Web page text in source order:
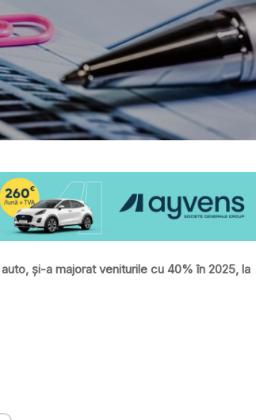
și-a majorat veniturile cu 40% în 2025, la